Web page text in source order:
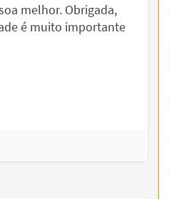
melhor. Obrigada,
é muito importante